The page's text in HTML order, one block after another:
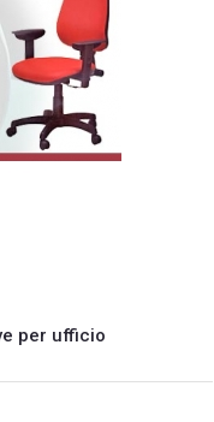
per ufficio